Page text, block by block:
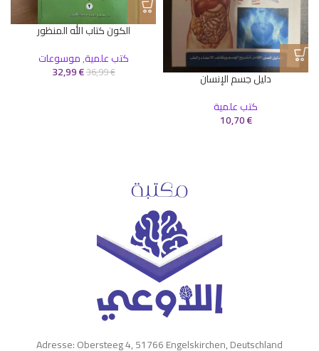
دليل جسم الإنسان
كتب علمية
10,70€
الكون كتاب الله المنظور
كتب علمية,موسوعات
36,99€
32,99€
Adresse: Obersteeg 4, 51766 Engelskirchen, Deutschland